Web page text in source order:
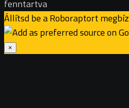
fenntartva
Állítsd be a Roboraptort
×